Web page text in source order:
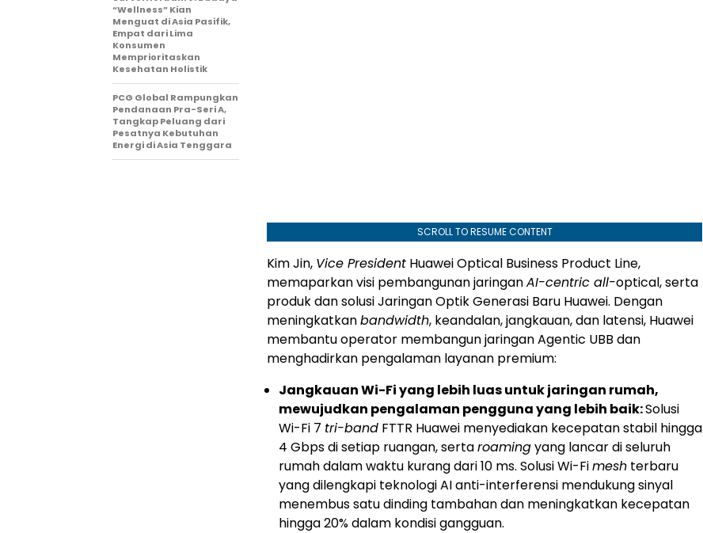
SCROLL TO RESUME CONTENT
Kim Jin, Vice President Huawei Optical Business Product Line,
memaparkan visi pembangunan jaringanAI-centric all-optical, serta
produk dan solusi Jaringan Optik Generasi Baru Huawei. Dengan
meningkatkanbandwidth, keandalan, jangkauan, dan latensi, Huawei
membantu operator membangun jaringan Agentic UBB dan
menghadirkan pengalaman layanan premium:
Jangkauan Wi-Fi yang lebih luas untuk jaringan rumah,
mewujudkan pengalaman pengguna yang lebih baik:Solusi
Wi-Fi 7 tri-band FTTR Huawei menyediakan kecepatan stabil hingga
4 Gbps di setiap ruangan, sertaroamingyang lancar di seluruh
rumah dalam waktu kurang dari 10 ms. Solusi Wi-Fimesh terbaru
yang dilengkapi teknologi AI anti-interferensi mendukung sinyal
menembus satu dinding tambahan dan meningkatkan kecepatan
hingga 20% dalam kondisi gangguan.
“Wellness” Kian
Menguat di Asia Pasifik,
Empat dari Lima
Konsumen
Memprioritaskan
Kesehatan Holistik
PCG Global Rampungkan
Pendanaan Pra-Seri A,
Tangkap Peluang dari
Pesatnya Kebutuhan
Energi di Asia Tenggara